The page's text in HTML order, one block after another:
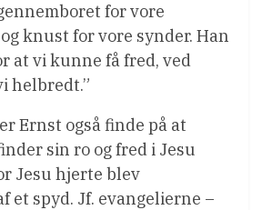
for vore
knust for vore synder. Han
at vi kunne få fred, ved
helbredt.”
Ernst også finde på at
sin ro og fred i Jesu
Jesu hjerte blev
et spyd. Jf. evangelierne –